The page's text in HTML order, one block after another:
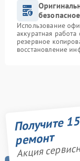
Использование
аккуратная
резервное
восстановление
Получите
ремонт
Акция